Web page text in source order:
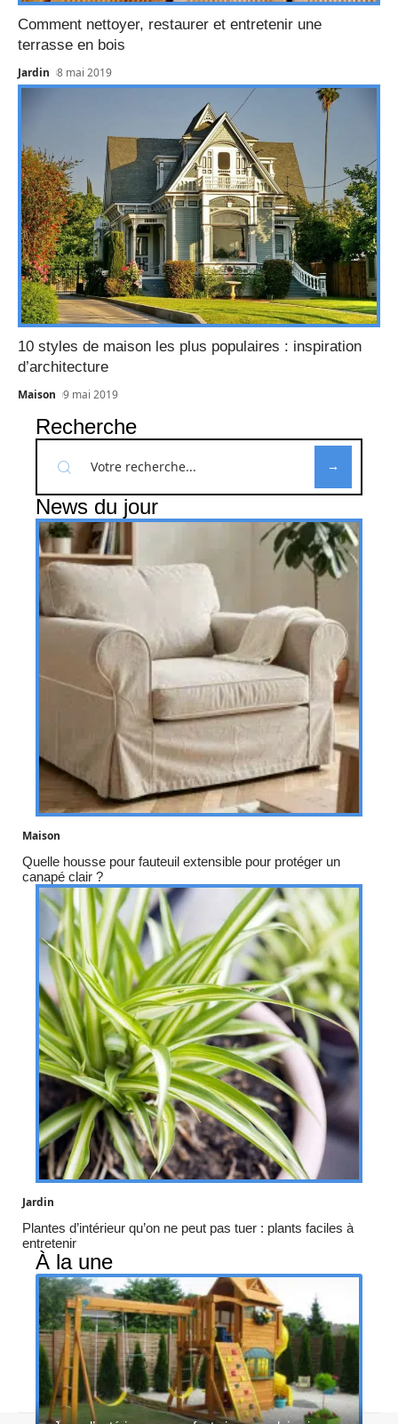
Comment nettoyer, restaurer et entretenir une
terrasse en bois
Jardin 8 mai 2019
10 styles de maison les plus populaires : inspiration
d’architecture
Maison 9 mai 2019
Recherche
News du jour
Maison
Quelle housse pour fauteuil extensible pour protéger un
canapé clair ?
Jardin
Plantes d’intérieur qu’on ne peut pas tuer : plants faciles à
entretenir
À la une